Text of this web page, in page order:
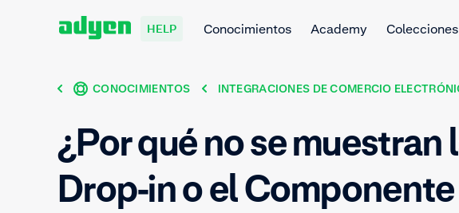
HELP Conocimientos Academy Colecciones
CONOCIMIENTOS INTEGRACIONES DE COMERCIO
¿Por qué no se
Drop-in o el